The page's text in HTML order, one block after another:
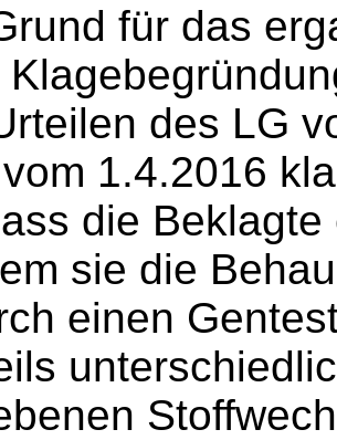
für das
des LG
1.4.2016
die
sie die
einen